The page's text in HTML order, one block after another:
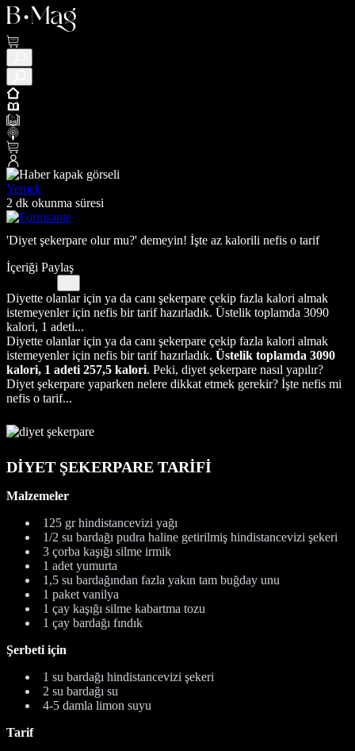
Yemek
2 dk okunma süresi
'Diyet şekerpare olur mu?' demeyin! İşte az kalorili nefis o tarif
İçeriği Paylaş
Diyette olanlar için ya da canı şekerpare çekip fazla kalori almak
istemeyenler için nefis bir tarif hazırladık. Üstelik toplamda 3090
kalori, 1 adeti...
Diyette olanlar için ya da canı şekerpare çekip fazla kalori almak
istemeyenler için nefis bir tarif hazırladık. Üstelik toplamda 3090
kalori, 1 adeti 257,5 kalori. Peki, diyet şekerpare nasıl yapılır?
Diyet şekerpare yaparken nelere dikkat etmek gerekir? İşte nefis mi
nefis o tarif...
DİYET ŞEKERPARE TARİFİ
Malzemeler
125 gr hindistancevizi yağı
1/2 su bardağı pudra haline getirilmiş hindistancevizi şekeri
3 çorba kaşığı silme irmik
1 adet yumurta
1,5 su bardağından fazla yakın tam buğday unu
1 paket vanilya
1 çay kaşığı silme kabartma tozu
1 çay bardağı fındık
Şerbeti için
1 su bardağı hindistancevizi şekeri
2 su bardağı su
4-5 damla limon suyu
Tarif